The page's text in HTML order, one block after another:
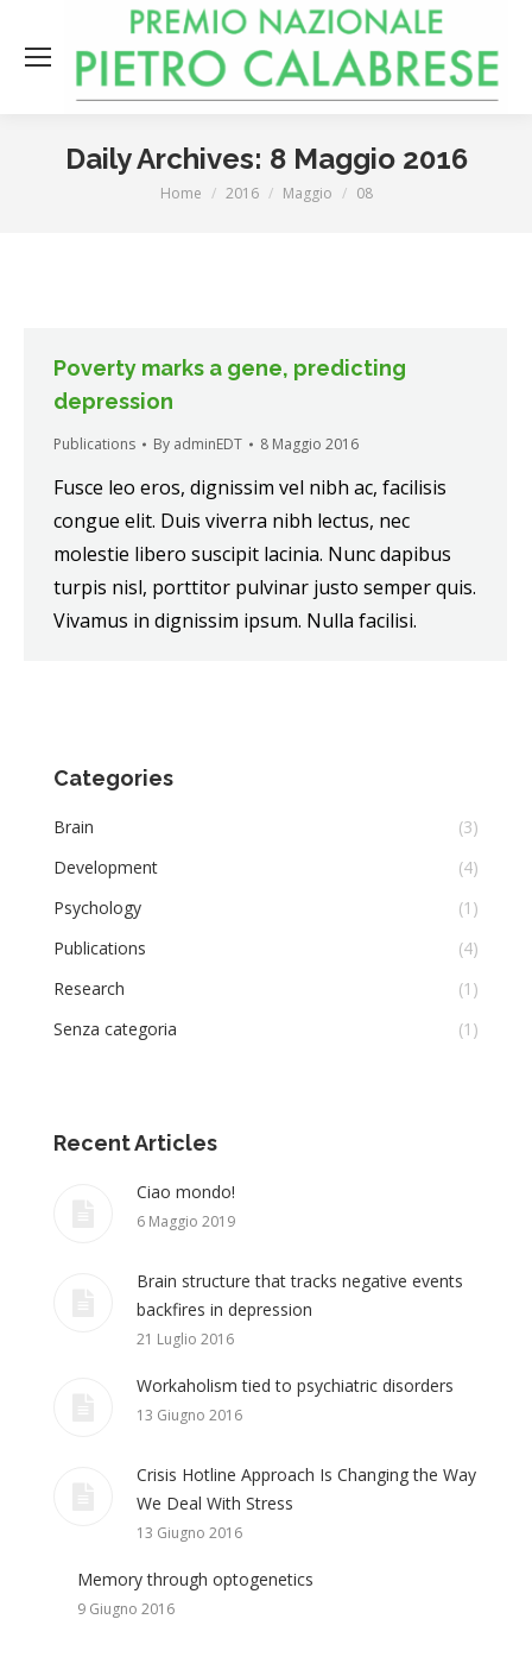
Daily Archives: 8 Maggio 2016
You are here:
Home 2016 Maggio 08
Poverty marks a gene, predicting
depression
Publications By adminEDT 8 Maggio 2016
Fusce leo eros, dignissim vel nibh ac, facilisis
congue elit. Duis viverra nibh lectus, nec
molestie libero suscipit lacinia. Nunc dapibus
turpis nisl, porttitor pulvinar justo semper quis.
Vivamus in dignissim ipsum. Nulla facilisi.
Categories
Brain
(3)
Development
(4)
Psychology
(1)
Publications
(4)
Research
(1)
Senza categoria
(1)
Recent Articles
Ciao mondo!
6 Maggio 2019
Brain structure that tracks negative events
backfires in depression
21 Luglio 2016
Workaholism tied to psychiatric disorders
13 Giugno 2016
Crisis Hotline Approach Is Changing the Way
We Deal With Stress
13 Giugno 2016
Memory through optogenetics
9 Giugno 2016